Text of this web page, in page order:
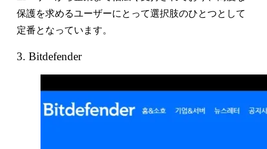
保護を求めるユーザーにとって選択肢のひとつとして
定番となっています。
3. Bitdefender